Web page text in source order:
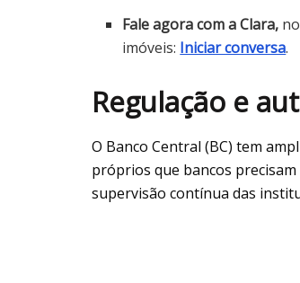
Fale agora com a Clara,
imóveis: Iniciar conversa.
Regulação e
O Banco Central (BC) tem
próprios que bancos
supervisão contínua das